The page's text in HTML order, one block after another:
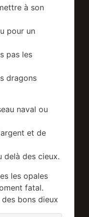
à son
pour un
pas les
dragons
naval ou
et de
delà des cieux.
les opales
fatal.
bons dieux